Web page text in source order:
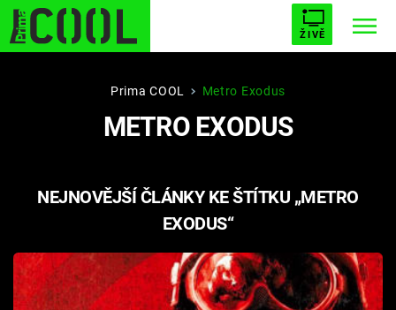
ŽIVĚ
STARHOUSE BUFFY, PŘEMOŽITELKA UPÍRŮ
PLNEJ KOTEL AVENGERS 5
Filmy
Prima COOL Metro Exodus
METRO EXODUS
NEJNOVĚJŠÍ ČLÁNKY KE ŠTÍTKU „METRO
EXODUS“